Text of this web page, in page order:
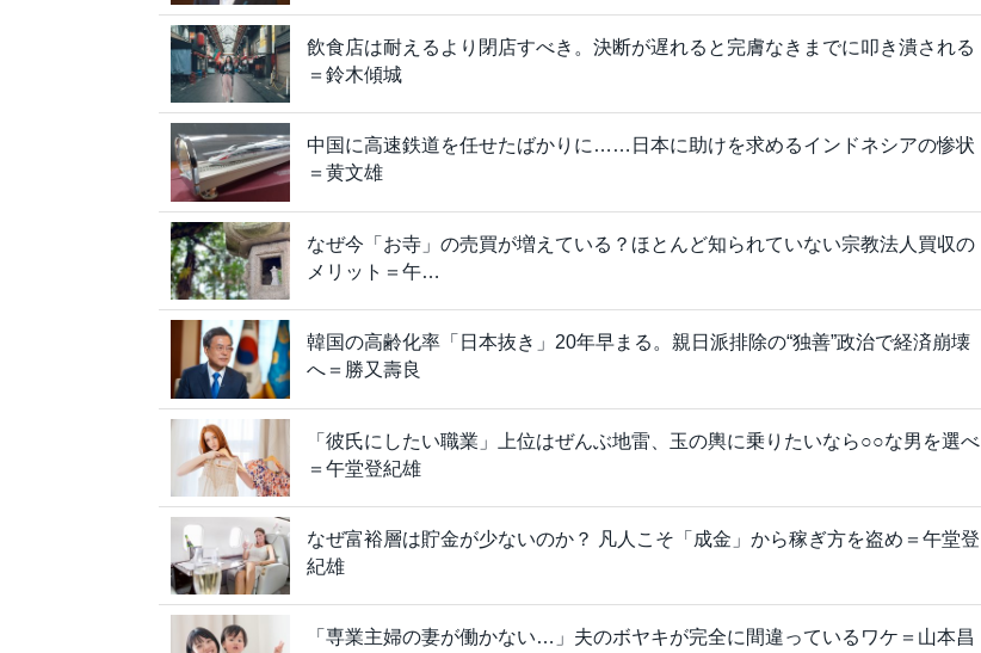
飲食店は耐えるより閉店すべき。決断が遅れると完膚なきまでに叩き潰される
＝鈴木傾城
中国に高速鉄道を任せたばかりに……日本に助けを求めるインドネシアの惨状
＝黄文雄
なぜ今「お寺」の売買が増えている？ほとんど知られていない宗教法人買収の
メリット＝午…
韓国の高齢化率「日本抜き」20年早まる。親日派排除の“独善”政治で経済崩壊
へ＝勝又壽良
「彼氏にしたい職業」上位はぜんぶ地雷、玉の輿に乗りたいなら○○な男を選べ
＝午堂登紀雄
なぜ富裕層は貯金が少ないのか？ 凡人こそ「成金」から稼ぎ方を盗め＝午堂登
紀雄
「専業主婦の妻が働かない…」夫のボヤキが完全に間違っているワケ＝山本昌